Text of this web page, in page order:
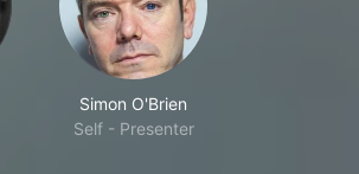
Simon O'Brien
Self - Presenter